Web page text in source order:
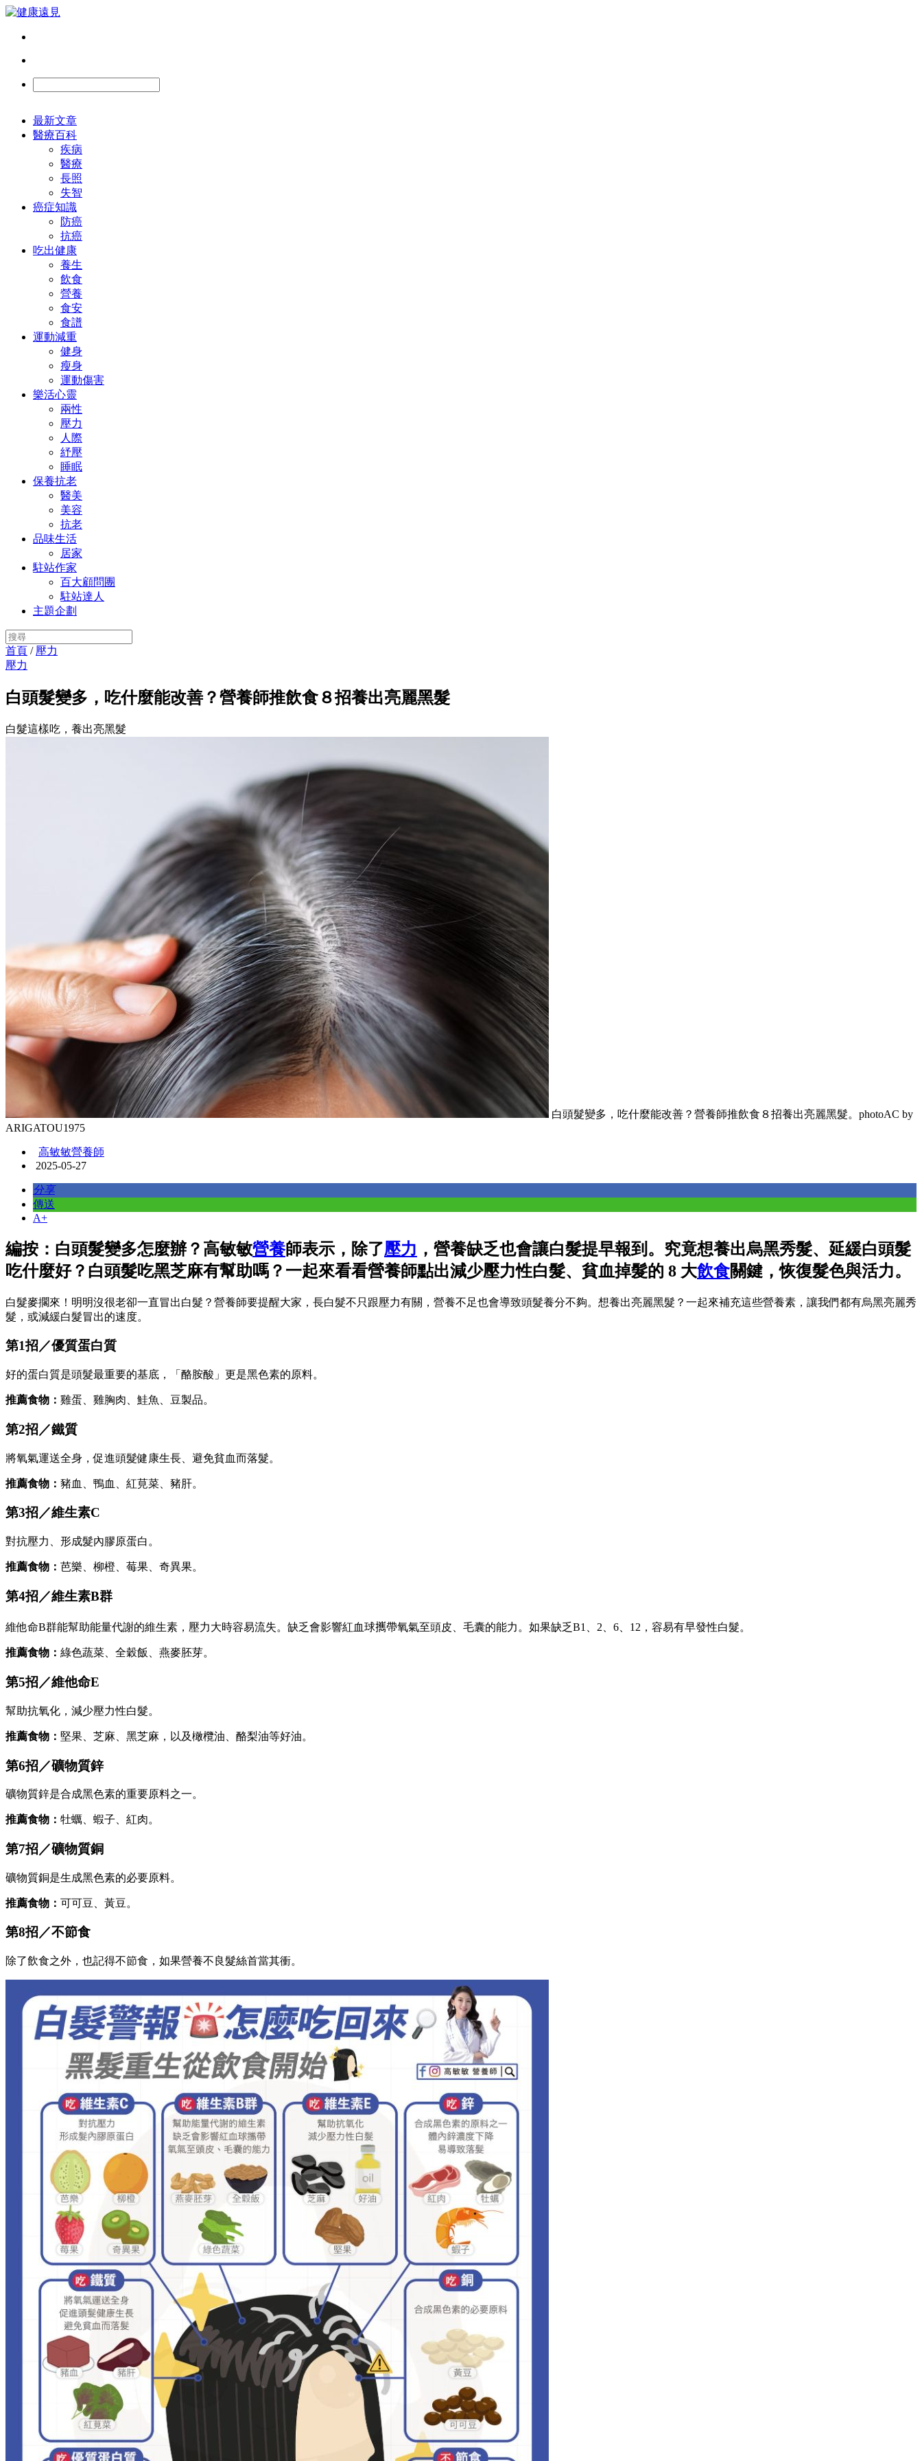
最新文章
醫療百科
疾病
醫療
長照
失智
癌症知識
防癌
抗癌
吃出健康
養生
飲食
營養
食安
食譜
運動減重
健身
瘦身
運動傷害
樂活心靈
兩性
壓力
人際
紓壓
睡眠
保養抗老
醫美
美容
抗老
品味生活
居家
駐站作家
百大顧問團
駐站達人
主題企劃
首頁 / 壓力
壓力
白頭髮變多，吃什麼能改善？營養師推飲食８招養出亮麗黑髮
白髮這樣吃，養出亮黑髮
白頭髮變多，吃什麼能改善？營養師推飲食８招養出亮麗黑髮。photoAC by
ARIGATOU1975
高敏敏營養師
2025-05-27
分享
傳送
A+
編按：白頭髮變多怎麼辦？高敏敏營養師表示，除了壓力 ，營養缺乏也會讓白髮提早報到。究竟想養出烏黑秀髮、延緩白頭髮
吃什麼好？白頭髮吃黑芝麻有幫助嗎？一起來看看營養師點出減少壓力性白髮、貧血掉髮的 8 大飲食關鍵，恢復髮色與活力。
白髮麥擱來！明明沒很老卻一直冒出白髮？營養師要提醒大家，長白髮不只跟壓力有關，營養不足也會導致頭髮養分不夠。想養出亮麗黑髮？一起來補充這些營養素，讓我們都有烏黑亮麗秀
髮，或減緩白髮冒出的速度。
第1招／優質蛋白質
好的蛋白質是頭髮最重要的基底，「酪胺酸」更是黑色素的原料。
推薦食物： 雞蛋、雞胸肉、鮭魚、豆製品。
第2招／鐵質
將氧氣運送全身，促進頭髮健康生長、避免貧血而落髮。
推薦食物： 豬血、鴨血、紅莧菜、豬肝。
第3招／維生素C
對抗壓力、形成髮內膠原蛋白。
推薦食物： 芭樂、柳橙、莓果、奇異果。
第4招／維生素B群
維他命B群能幫助能量代謝的維生素，壓力大時容易流失。缺乏會影響紅血球𢹂帶氧氣至頭皮、毛囊的能力。如果缺乏B1、2、6、12，容易有早發性白髮。
推薦食物： 綠色蔬菜、全穀飯、燕麥胚芽。
第5招／維他命E
幫助抗氧化，減少壓力性白髮。
推薦食物： 堅果、芝麻、黑芝麻，以及橄欖油、酪梨油等好油。
第6招／礦物質鋅
礦物質鋅是合成黑色素的重要原料之一。
推薦食物： 牡蠣、蝦子、紅肉。
第7招／礦物質銅
礦物質銅是生成黑色素的必要原料。
推薦食物： 可可豆、黃豆。
第8招／不節食
除了飲食之外，也記得不節食，如果營養不良髮絲首當其衝。